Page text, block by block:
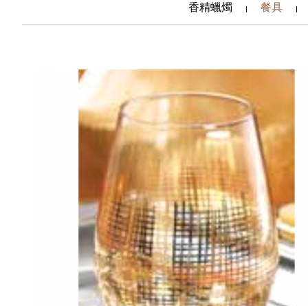
香精蠟燭 餐具